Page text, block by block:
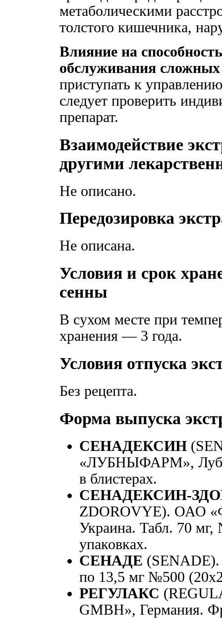
метаболическими
толстого кишечника,
Влияние на
обслуживания
приступать к
следует проверить
препарат.
Взаимодействие
другими
Не описано.
Передозировка
Не описана.
Условия и срок
сенны
В сухом месте при
хранения — 3 года.
Условия отпуска
Без рецепта.
Форма выпуска
СЕНАДЕКСИН
«ЛУБНЫФАРМ»,
в блистерах.
СЕНАДЕКСИН-
ZDOROVYE). ОАО
Украина. Табл. 70
упаковках.
СЕНАДЕ
по 13,5 мг №500
РЕГУЛАКС
GMBH», Германия.